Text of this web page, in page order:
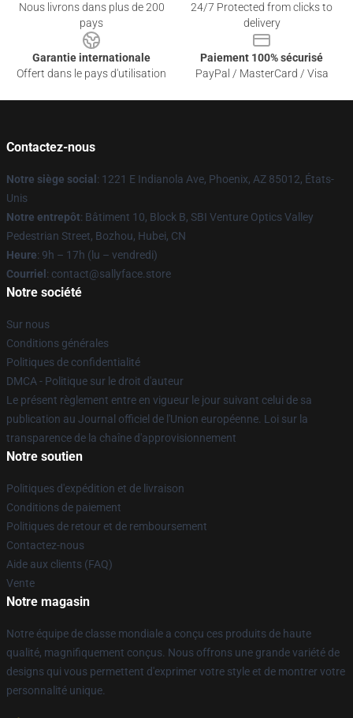
Nous livrons dans plus de 200
pays
24/7 Protected from clicks to
delivery
Garantie internationale
Offert dans le pays d'utilisation
Paiement 100% sécurisé
PayPal / MasterCard / Visa
Contactez-nous
Notre siège social : 1221 E Indianola Ave, Phoenix, AZ 85012, États-
Unis
Notre entrepôt: Bâtiment 10, Block B, SBI Venture Optics Valley
Pedestrian Street, Bozhou, Hubei, CN
Heure: 9h – 17h (lu – vendredi)
Courriel : contact@sallyface.store
Notre société
Sur nous
Conditions générales
Politiques de confidentialité
DMCA - Politique sur le droit d'auteur
Le présent règlement entre en vigueur le jour suivant celui de sa
publication au Journal officiel de l'Union européenne. Loi sur la
transparence de la chaîne d'approvisionnement
Notre soutien
Politiques d'expédition et de livraison
Conditions de paiement
Politiques de retour et de remboursement
Contactez-nous
Aide aux clients (FAQ)
Vente
Notre magasin
Notre équipe de classe mondiale a conçu ces produits de haute
qualité, magnifiquement conçus. Nous offrons une grande variété de
designs qui vous permettent d'exprimer votre style et de montrer votre
personnalité unique.